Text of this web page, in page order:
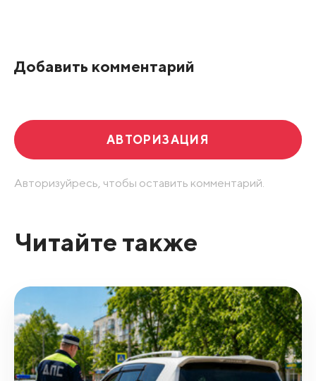
Добавить комментарий
АВТОРИЗАЦИЯ
Авторизуйресь, чтобы оставить комментарий.
Читайте также